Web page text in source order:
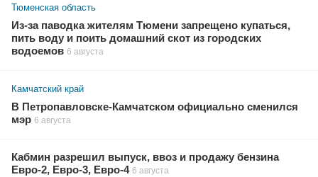
Тюменская область
Из-за паводка жителям Тюмени запрещено купаться,
пить воду и поить домашний скот из городских
водоемов 6 августа
Камчатский край
В Петропавловске-Камчатском официально сменился
мэр 6 августа
Кабмин разрешил выпуск, ввоз и продажу бензина
Евро-2, Евро-3, Евро-4 6 августа